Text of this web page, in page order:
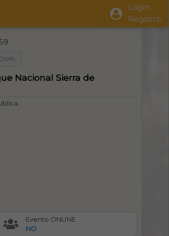
Login
Registro
Nacional Sierra de
Evento ONLINE
NO